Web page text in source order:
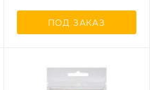
ПОД ЗАКАЗ